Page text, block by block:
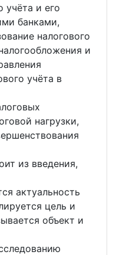
учёта и его
банками,
налогового
и
учёта в
нагрузки,
из введения,
актуальность
цель и
объект и